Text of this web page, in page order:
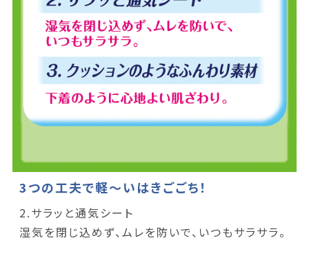
3つの工夫で軽～いはきごごち！
2.サラッと通気シート
湿気を閉じ込めず、ムレを防いで、いつもサラサラ。